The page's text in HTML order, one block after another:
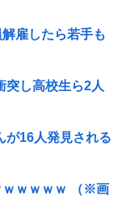
雇したら若手も
突し高校生ら2人
が16人発見される
ｗｗｗｗｗ （※画